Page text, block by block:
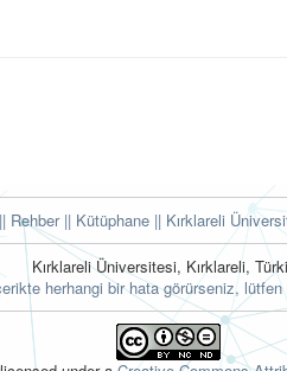
|| Rehber|| Kütüphane || Kırklareli
Kırklareli Üniversitesi, Kırklareli,
herhangi bir hata görürseniz,